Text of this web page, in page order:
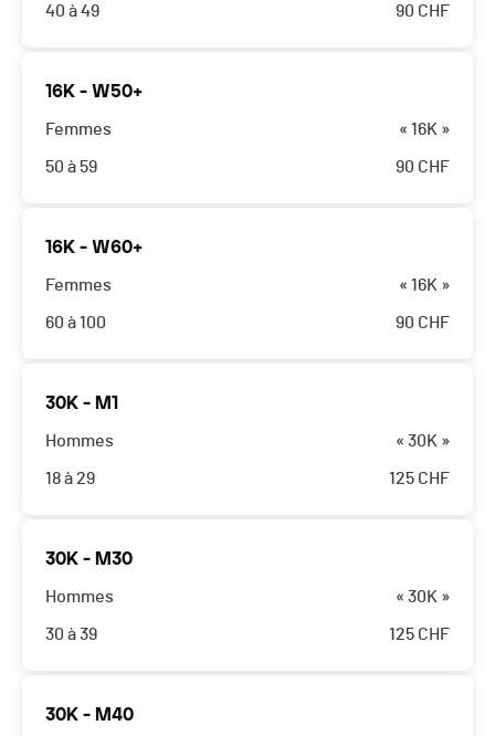
40 à 49 90 CHF
16K - W50+
Femmes
50 à 59
« 16K »
90 CHF
16K - W60+
Femmes
60 à 100
« 16K »
90 CHF
30K - M1
Hommes
18 à 29
« 30K »
125 CHF
30K - M30
Hommes
30 à 39
« 30K »
125 CHF
30K - M40